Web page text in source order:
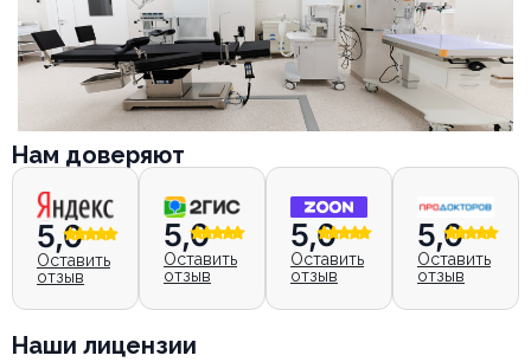
Нам доверяют
5,0
Оставить
отзыв
5,0
Оставить
отзыв
5,0
Оставить
отзыв
5,0
Оставить
отзыв
Наши лицензии